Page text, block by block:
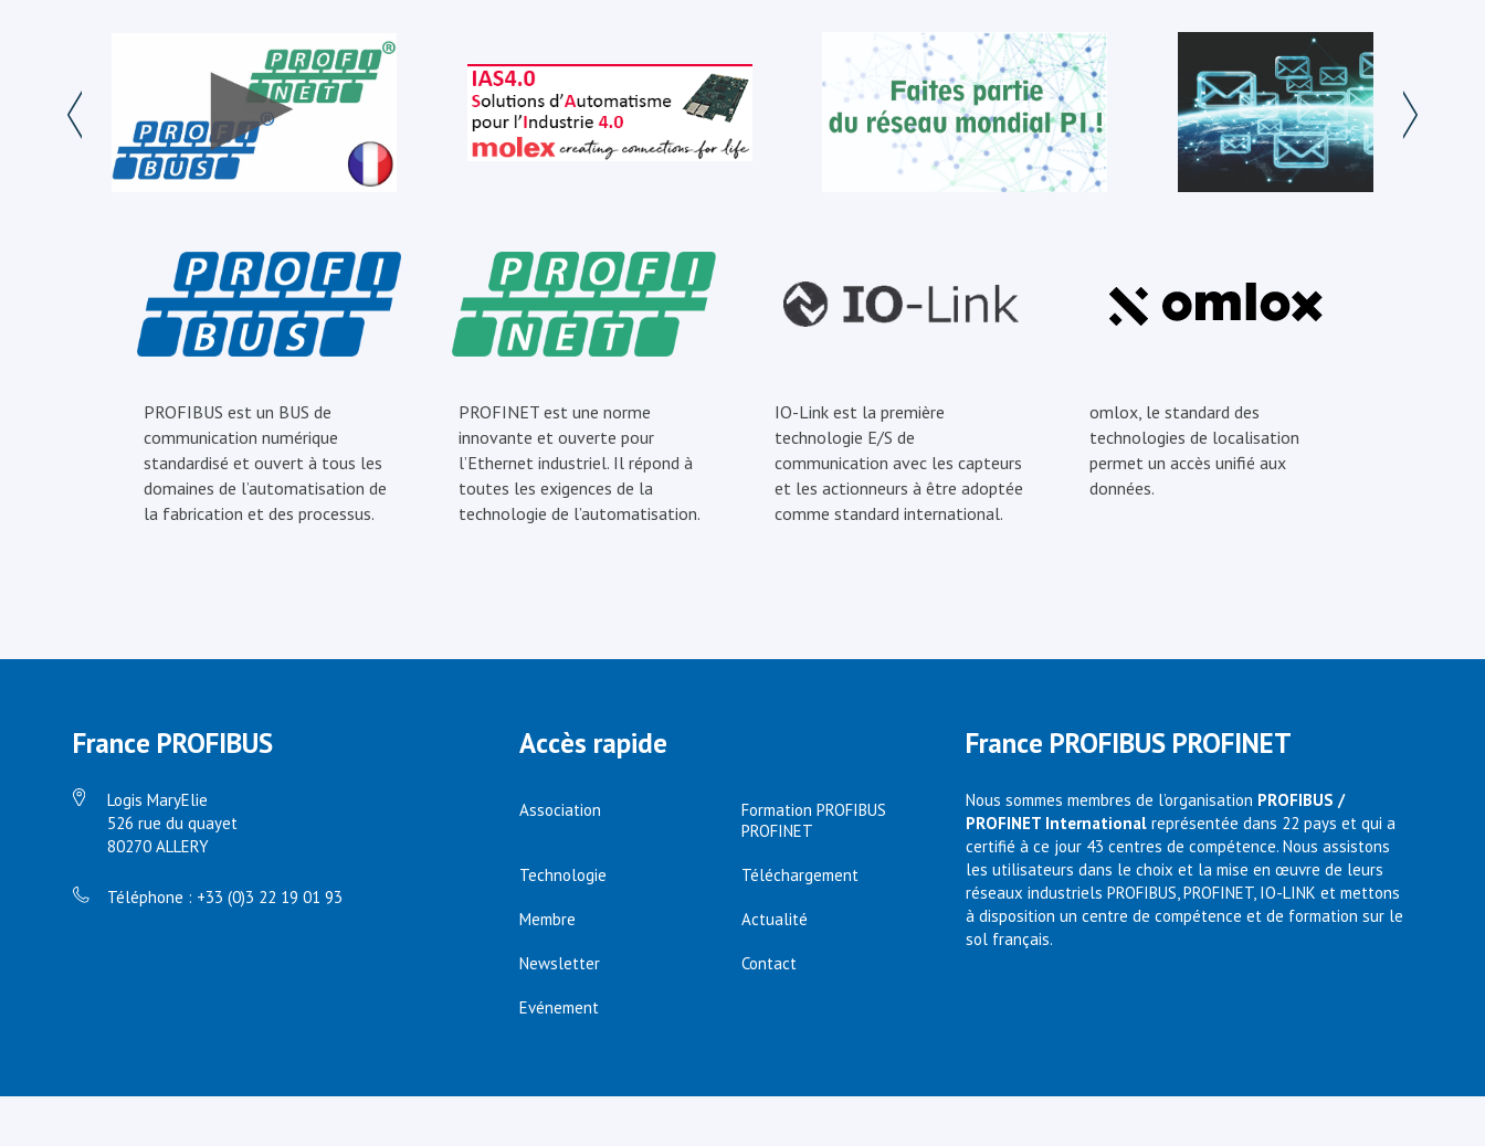
PROFIBUS est un BUS de
communication numérique
standardisé et ouvert à tous les
domaines de l’automatisation de
la fabrication et des processus.
PROFINET est une norme
innovante et ouverte pour
l’Ethernet industriel. Il répond à
toutes les exigences de la
technologie de l’automatisation.
IO-Link est la première
technologie E/S de
communication avec les capteurs
et les actionneurs à être adoptée
comme standard international.
omlox, le standard des
technologies de localisation
permet un accès unifié aux
données.
France PROFIBUS
Logis MaryElie
526 rue du quayet
80270 ALLERY
Téléphone : +33 (0)3 22 19 01 93
Accès rapide
Association
Formation PROFIBUS
PROFINET
Technologie Téléchargement
Membre Actualité
Newsletter Contact
Evénement
France PROFIBUS PROFINET
Nous sommes membres de l’organisation PROFIBUS /
PROFINET Internationalreprésentée dans 22 pays et qui a
certifié à ce jour 43 centres de compétence. Nous assistons
les utilisateurs dans le choix et la mise en œuvre de leurs
réseaux industriels PROFIBUS, PROFINET, IO-LINK et mettons
à disposition un centre de compétence et de formation sur le
sol français.